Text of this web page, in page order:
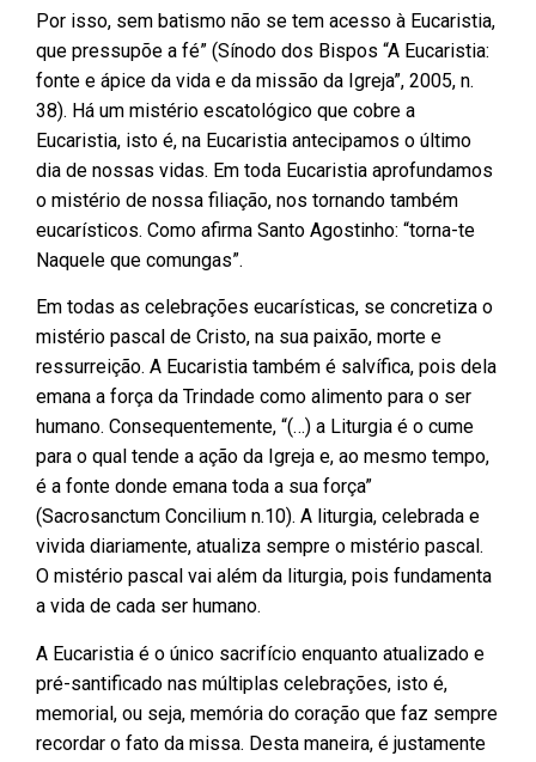
Por isso, sem batismo não se tem acesso à Eucaristia,
que pressupõe a fé” (Sínodo dos Bispos “A Eucaristia:
fonte e ápice da vida e da missão da Igreja”, 2005, n.
38). Há um mistério escatológico que cobre a
Eucaristia, isto é, na Eucaristia antecipamos o último
dia de nossas vidas. Em toda Eucaristia aprofundamos
o mistério de nossa filiação, nos tornando também
eucarísticos. Como afirma Santo Agostinho: “torna-te
Naquele que comungas”.
Em todas as celebrações eucarísticas, se concretiza o
mistério pascal de Cristo, na sua paixão, morte e
ressurreição. A Eucaristia também é salvífica, pois dela
emana a força da Trindade como alimento para o ser
humano. Consequentemente, “(…) a Liturgia é o cume
para o qual tende a ação da Igreja e, ao mesmo tempo,
é a fonte donde emana toda a sua força”
(Sacrosanctum Concilium n.10). A liturgia, celebrada e
vivida diariamente, atualiza sempre o mistério pascal.
O mistério pascal vai além da liturgia, pois fundamenta
a vida de cada ser humano.
A Eucaristia é o único sacrifício enquanto atualizado e
pré-santificado nas múltiplas celebrações, isto é,
memorial, ou seja, memória do coração que faz sempre
recordar o fato da missa. Desta maneira, é justamente